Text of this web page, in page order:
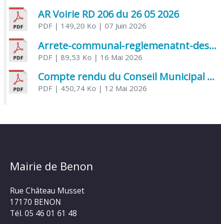
AR Voirie RD 206 du 26 05 2026
PDF| 149,20 Ko | 07 Juin 2026
Arrete-communal-reglemenatnt-des-bruits-de-voisinage-et-des-activites-bruyantes
PDF| 89,53 Ko | 16 Mai 2026
Compte rendu du Conseil Municipal du 06 mai 2026
PDF| 450,74 Ko | 12 Mai 2026
Mairie de Benon
Rue Château Musset
17170 BENON
Tél. 05 46 01 61 48